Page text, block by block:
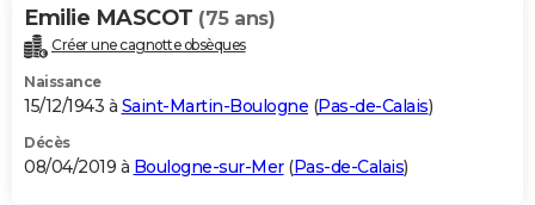
Emilie MASCOT (75 ans)
Créer une cagnotte obsèques
Naissance
15/12/1943 à Saint-Martin-Boulogne (Pas-de-Calais)
Décès
08/04/2019 à Boulogne-sur-Mer(Pas-de-Calais)